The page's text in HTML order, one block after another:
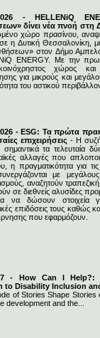
2026 - HELLENiQ
δίνει νέα πνοή στη
χώρο πρασίνου,
η Δυτική Θεσσαλονίκη,
στον Δήμο
ENERGY. Με την
χώρος και
για μικρούς και
του αστικού
- ESG: Τα πρώτα
επιχειρήσεις - Η
σημαντικά τα τελευταία
αλλαγές που
η πραγματικότητα για τις
με
αναζητούν
σε διεθνείς αλυσίδες
να δώσουν στοιχεία
επιδόσεις τους καθώς
που εφαρμόζουν.
- How Can I Help?:
to Disability Inclusion
of Stories Shape Stories
development and the...